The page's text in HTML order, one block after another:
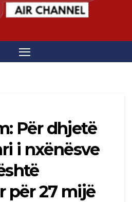
Për dhjetë
i nxënësve
për 27 mijë